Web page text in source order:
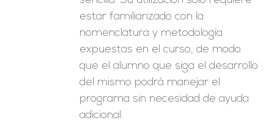
estar familiarizado con la
nomenclatura y metodología
expuestas en el curso, de modo
que el alumno que siga el desarrollo
del mismo podrá manejar el
programa sin necesidad de ayuda
adicional.